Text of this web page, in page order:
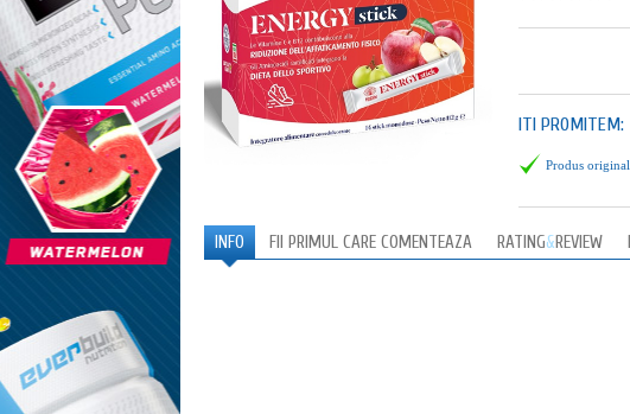
ITI PROMITEM:
Produs original
INFO FII PRIMUL CARE COMENTEAZA RATING&REVIEW